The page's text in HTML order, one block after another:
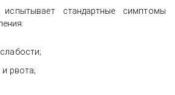
стандартные симптомы
рвота;